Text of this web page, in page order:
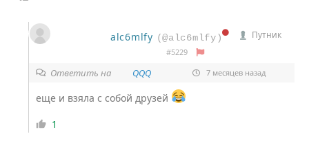
alc6mlfy (@alc6mlfy) Путник
#5229
Ответить на QQQ 7 месяцев назад
еще и взяла с собой друзей
1